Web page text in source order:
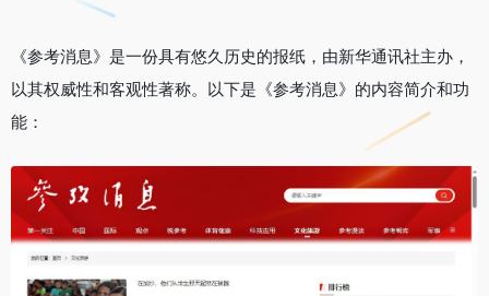
《参考消息》是一份具有悠久历史的报纸，由新华通讯社主办，
以其权威性和客观性著称。以下是《参考消息》的内容简介和功
能：